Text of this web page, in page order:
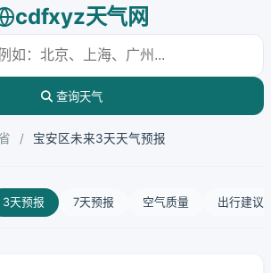
cdfxyz天气网
查询天气
/ 宝安区未来3天天气预报
3天预报 7天预报 空气质量 出行建议